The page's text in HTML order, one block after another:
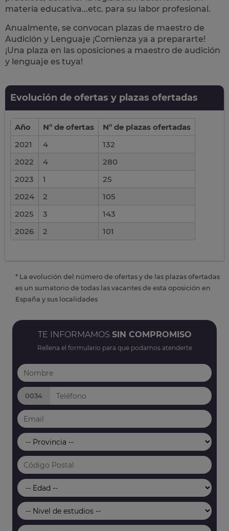
materia educativa...etc. para su labor profesional.
Anualmente, se convocan plazas de maestro de
Audición y Lenguaje ¡Comienza ya a prepararte!
¡Una plaza en las oposiciones a maestro de audición
y lenguaje es tuya!
Evolución de ofertas y plazas ofertadas
Año Nº de ofertas
Nº de plazas ofertadas
2021
4
132
2022
4
280
2023
1
25
2024
2
105
2025
3
143
2026
2 101
* La evolución del número de ofertas y de las plazas ofertadas
es un sumatorio de todas las vacantes de esta oposición en
España y sus localidades
TE INFORMAMOS SIN COMPROMISO
Rellena el formulario para que podamos atenderte
0034